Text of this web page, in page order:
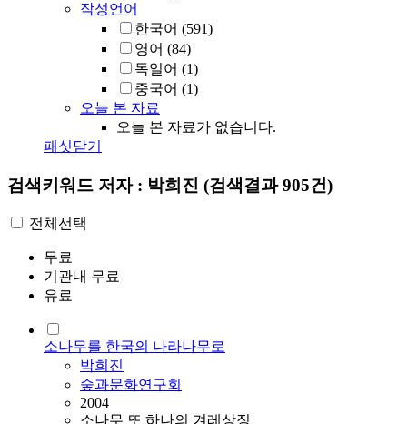
작성언어
한국어 (591)
영어 (84)
독일어 (1)
중국어 (1)
오늘 본 자료
오늘 본 자료가 없습니다.
패싯닫기
검색키워드 저자 : 박희진 (검색결과 905건)
전체선택
무료
기관내 무료
유료
소나무를 한국의 나라나무로
박희진
숲과문화연구회
2004
소나무 또 하나의 겨레상징